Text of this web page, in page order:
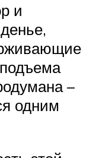
и
–
одним